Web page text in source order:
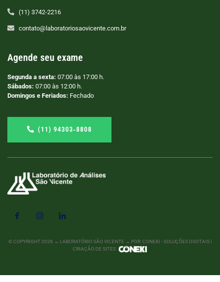
(11) 3742-2216
contato@laboratoriosaovicente.com.br
Agende seu exame
Segunda a sexta: 07:00 às 17:00 h.
Sábados: 07:00 às 12:00 h.
Domingos e Feriados: Fechado
(11) 94303‑8808
© COPYRIGHT2026 → LABORATÓRIO SÃO VICENTE → POR: CONEKI - SOLUÇÕES DIGITAIS |
CRIAÇÃO DE SITES